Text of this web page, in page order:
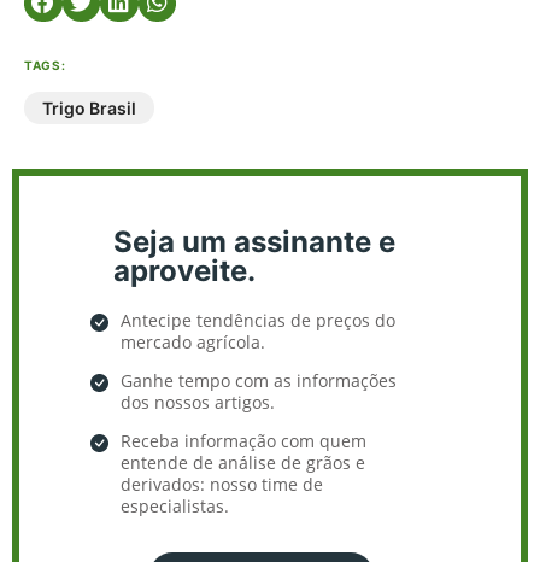
TAGS:
Trigo Brasil
Seja um assinante e
aproveite.
Antecipe tendências de preços do
mercado agrícola.
Ganhe tempo com as informações
dos nossos artigos.
Receba informação com quem
entende de análise de grãos e
derivados: nosso time de
especialistas.